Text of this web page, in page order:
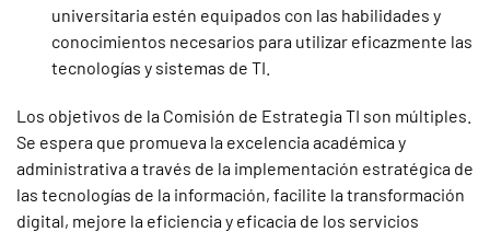
universitaria estén equipados con las habilidades y
conocimientos necesarios para utilizar eficazmente las
tecnologías y sistemas de TI.
Los objetivos de la Comisión de Estrategia TI son múltiples.
Se espera que promueva la excelencia académica y
administrativa a través de la implementación estratégica de
las tecnologías de la información, facilite la transformación
digital, mejore la eficiencia y eficacia de los servicios